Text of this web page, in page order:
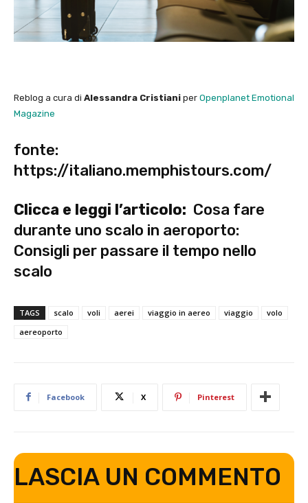
Reblog a cura di Alessandra Cristiani per Openplanet Emotional
Magazine
fonte:
https://italiano.memphistours.com/
Clicca e leggi l’articolo: Cosa fare
durante uno scalo in aeroporto:
Consigli per passare il tempo nello
scalo
TAGS scalo voli aerei viaggio in aereo viaggio
volo
aereoporto
Facebook X Pinterest
LASCIA UN COMMENTO